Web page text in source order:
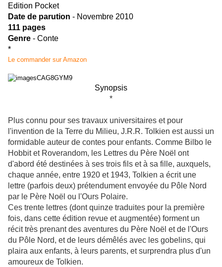
Edition Pocket
Date de parution - Novembre 2010
111 pages
Genre - Conte
*
Le commander sur Amazon
Synopsis
*
Plus connu pour ses travaux universitaires et pour
l'invention de la Terre du Milieu, J.R.R. Tolkien est aussi un
formidable auteur de contes pour enfants. Comme Bilbo le
Hobbit et Roverandom, les Lettres du Père Noël ont
d'abord été destinées à ses trois fils et à sa fille, auxquels,
chaque année, entre 1920 et 1943, Tolkien a écrit une
lettre (parfois deux) prétendument envoyée du Pôle Nord
par le Père Noël ou l'Ours Polaire.
Ces trente lettres (dont quinze traduites pour la première
fois, dans cette édition revue et augmentée) forment un
récit très prenant des aventures du Père Noël et de l'Ours
du Pôle Nord, et de leurs démêlés avec les gobelins, qui
plaira aux enfants, à leurs parents, et surprendra plus d'un
amoureux de Tolkien.